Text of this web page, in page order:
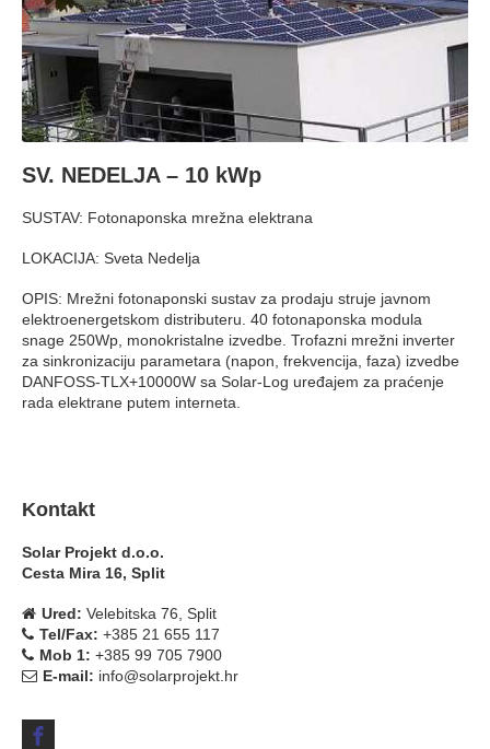
SV. NEDELJA – 10 kWp
SUSTAV: Fotonaponska mrežna elektrana
LOKACIJA: Sveta Nedelja
OPIS: Mrežni fotonaponski sustav za prodaju struje javnom
elektroenergetskom distributeru. 40 fotonaponska modula
snage 250Wp, monokristalne izvedbe. Trofazni mrežni inverter
za sinkronizaciju parametara (napon, frekvencija, faza) izvedbe
DANFOSS-TLX+10000W sa Solar-Log uređajem za praćenje
rada elektrane putem interneta.
Kontakt
Solar Projekt d.o.o.
Cesta Mira 16, Split
Ured: Velebitska 76, Split
Tel/Fax: +385 21 655 117
Mob 1: +385 99 705 7900
E-mail: info@solarprojekt.hr